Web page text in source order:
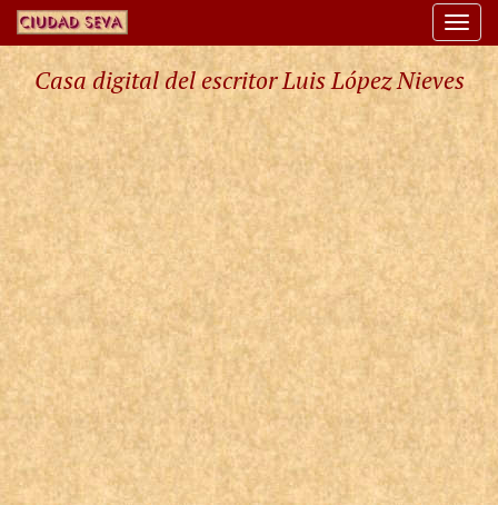
Casa digital del escritor Luis López Nieves